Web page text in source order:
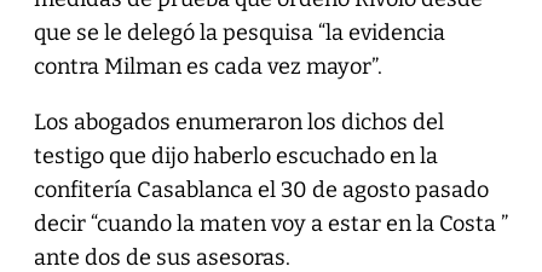
que se le delegó la pesquisa “la evidencia
contra Milman es cada vez mayor”.
Los abogados enumeraron los dichos del
testigo que dijo haberlo escuchado en la
confitería Casablanca el 30 de agosto pasado
decir “cuando la maten voy a estar en la Costa ”
ante dos de sus asesoras.